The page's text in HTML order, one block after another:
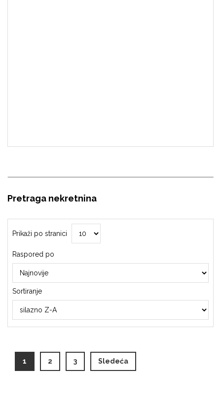
Pretraga nekretnina
Prikaži po stranici
Raspored po
Sortiranje
1 (current)
2 3 Sledeća